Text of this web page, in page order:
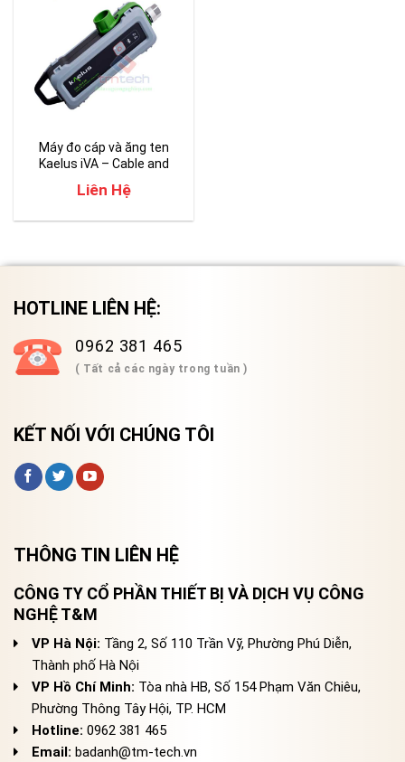
Máy đo cáp và ăng ten
Kaelus iVA – Cable and
Liên Hệ
HOTLINE LIÊN HỆ:
0962 381 465
( Tất cả các ngày trong tuần )
KẾT NỐI VỚI CHÚNG TÔI
THÔNG TIN LIÊN HỆ
CÔNG TY CỔ PHẦN THIẾT BỊ VÀ DỊCH VỤ CÔNG
NGHỆ T&M
VP Hà Nội: Tầng 2, Số 110 Trần Vỹ, Phường Phú Diễn,
Thành phố Hà Nội
VP Hồ Chí Minh: Tòa nhà HB, Số 154 Phạm Văn Chiêu,
Phường Thông Tây Hội, TP. HCM
Hotline: 0962 381 465
Email: badanh@tm-tech.vn